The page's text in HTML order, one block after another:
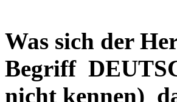
Was sich der
Begriff
nicht kennen)